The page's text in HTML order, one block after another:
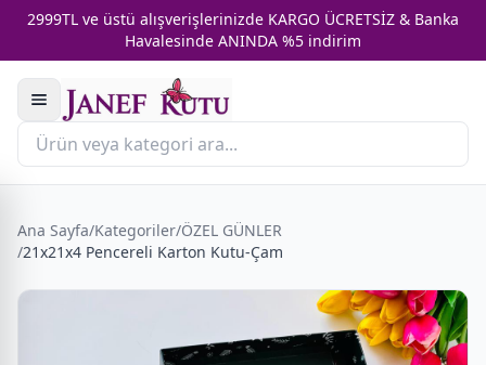
2999TL ve üstü alışverişlerinizde KARGO ÜCRETSİZ & Banka
Havalesinde ANINDA %5 indirim
Ana Sayfa/Kategoriler/ÖZEL GÜNLER
/21x21x4 Pencereli Karton Kutu-Çam